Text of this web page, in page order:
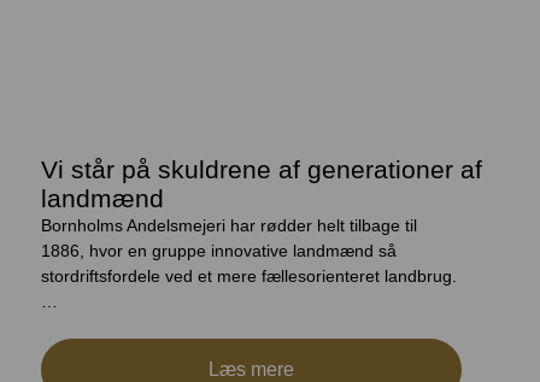
Vi står på skuldrene af generationer af
landmænd
Bornholms Andelsmejeri har rødder helt tilbage til
1886, hvor en gruppe innovative landmænd så
stordriftsfordele ved et mere fællesorienteret landbrug.
Læs mere